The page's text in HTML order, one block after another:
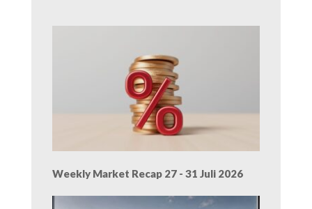
Weekly Market Recap 27 - 31 Juli 2026